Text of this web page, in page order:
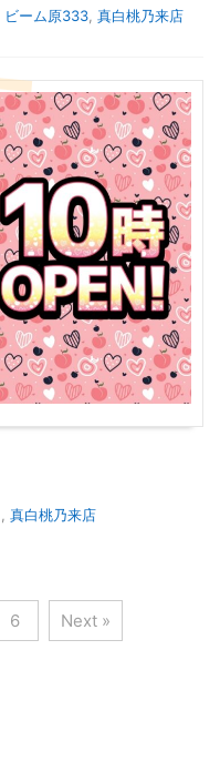
ビーム原333 真白桃乃来店
真白桃乃来店
6 Next »